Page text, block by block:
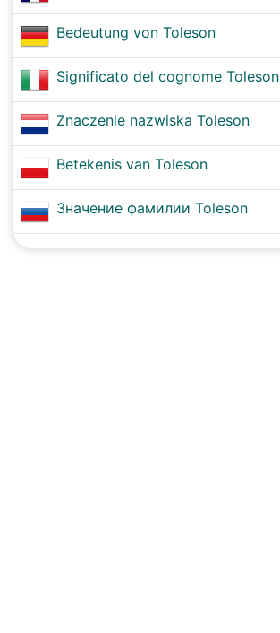
Bedeutung von Toleson
Significato del cognome Toleson
Znaczenie nazwiska Toleson
Betekenis van Toleson
Значение фамилии Toleson